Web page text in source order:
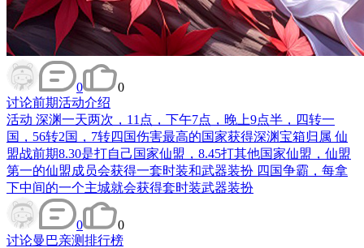
0
0
讨论前期活动介绍
活动 深渊一天两次，11点，下午7点，晚上9点半，四转一
国，56转2国，7转四国伤害最高的国家获得深渊宝箱归属 仙
盟战前期8.30是打自己国家仙盟，8.45打其他国家仙盟，仙盟
第一的仙盟成员会获得一套时装和武器装扮 四国争霸，每拿
下中间的一个主城就会获得套时装武器装扮
0
0
讨论曼巴亲测排行榜